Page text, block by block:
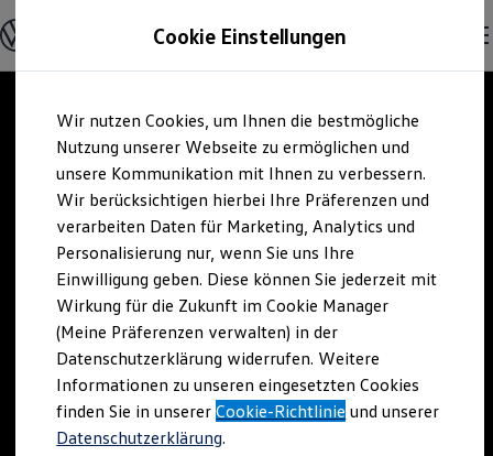
Hauptinhalt
springen
Footer
springen
Offene Stellen entdecken
Einstiegsmöglichkeiten
Schüler
Schülerpraktikum
Schüler Ferienjobs
Einstiegsqualifizierung
Studenten
Praktikum
Abschlussarbeit
Master-Stipendium
Auslandspraktikum
Jobs in Semesterferien
Werkstudentin / Werkstudent
Absolventen
StartUp Direct
Doktorandenprogramm
Volontariat
Berufserfahrene
Direkteinstieg
Jobs in der Volkswagen Group
Cookie Einstellungen
Wir nutzen Cookies, um Ihnen die bestmögliche
Nutzung unserer Webseite zu ermöglichen und
unsere Kommunikation mit Ihnen zu verbessern.
Wir berücksichtigen hierbei Ihre Präferenzen und
verarbeiten Daten für Marketing, Analytics und
Personalisierung nur, wenn Sie uns Ihre
Einwilligung geben. Diese können Sie jederzeit mit
Wirkung für die Zukunft im Cookie Manager
(Meine Präferenzen verwalten) in der
Datenschutzerklärung widerrufen. Weitere
Informationen zu unseren eingesetzten Cookies
finden Sie in unsererCookie-Richtlinie und unserer
Datenschutzerklärung.